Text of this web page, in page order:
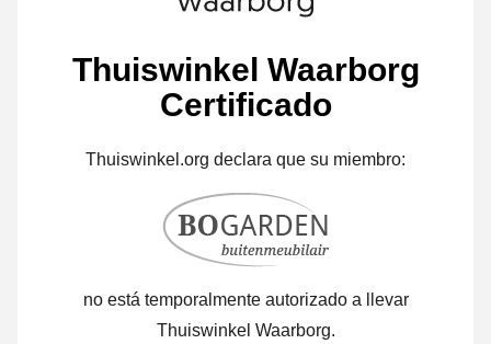
Thuiswinkel Waarborg
Certificado
Thuiswinkel.org declara que su miembro:
no está temporalmente autorizado a llevar
Thuiswinkel Waarborg.